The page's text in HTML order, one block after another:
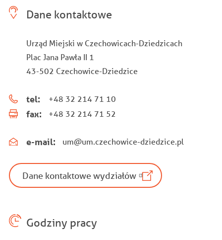
Dane kontaktowe
Urząd Miejski w Czechowicach-Dziedzicach
Plac Jana Pawła II 1
43-502 Czechowice-Dziedzice
tel: +48 32 214 71 10
fax: +48 32 214 71 52
e-mail: um@um.czechowice-dziedzice.pl
Dane kontaktowe wydziałów
Godziny pracy